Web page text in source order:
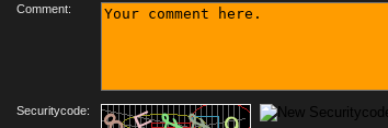
Comment:
Securitycode: